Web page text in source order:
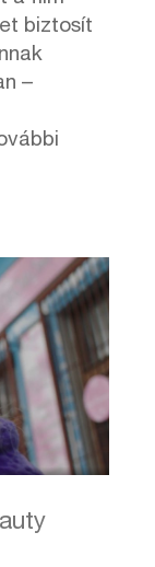
biztosít
–